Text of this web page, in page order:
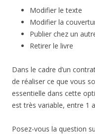
Modifier le texte
Modifier la
Publier chez un
Retirer le livre
Dans le cadre d’un
de réaliser ce que vous
essentielle dans cette
est très variable, entre 1
Posez-vous la question